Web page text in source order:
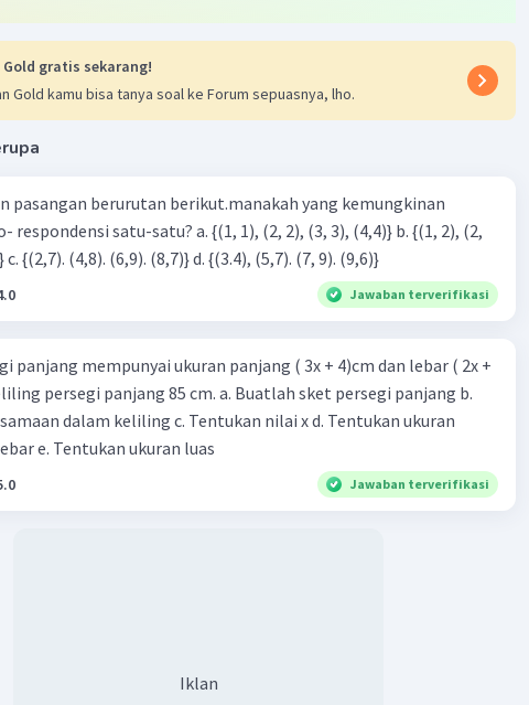
Iklan
Gold gratis sekarang!
Gold kamu bisa tanya soal ke Forum sepuasnya, lho.
pasangan berurutan berikut.manakah yang kemungkinan
2), (2,
3), (3, 4). (4,5)} c. {(2,7). (4,8). (6,9). (8,7)} d. {(3.4), (5,7). (7, 9). (9,6)}
Jawaban terverifikasi
panjang mempunyai ukuran panjang ( 3x + 4)cm dan lebar ( 2x +
persegi panjang 85 cm. a. Buatlah sket persegi panjang b.
dalam keliling c. Tentukan nilai x d. Tentukan ukuran
e. Tentukan ukuran luas
Jawaban terverifikasi
Iklan